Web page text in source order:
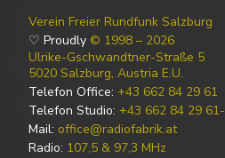
Verein Freier Rundfunk Salzburg
♡ Proudly © 1998 – 2026
Ulrike-Gschwandtner-Straße 5
5020 Salzburg, Austria E.U.
Telefon Office: +43 662 84 29 61
Telefon Studio: +43 662 84 29
Mail: office@radiofabrik.at
Radio: 107,5 & 97,3 MHz